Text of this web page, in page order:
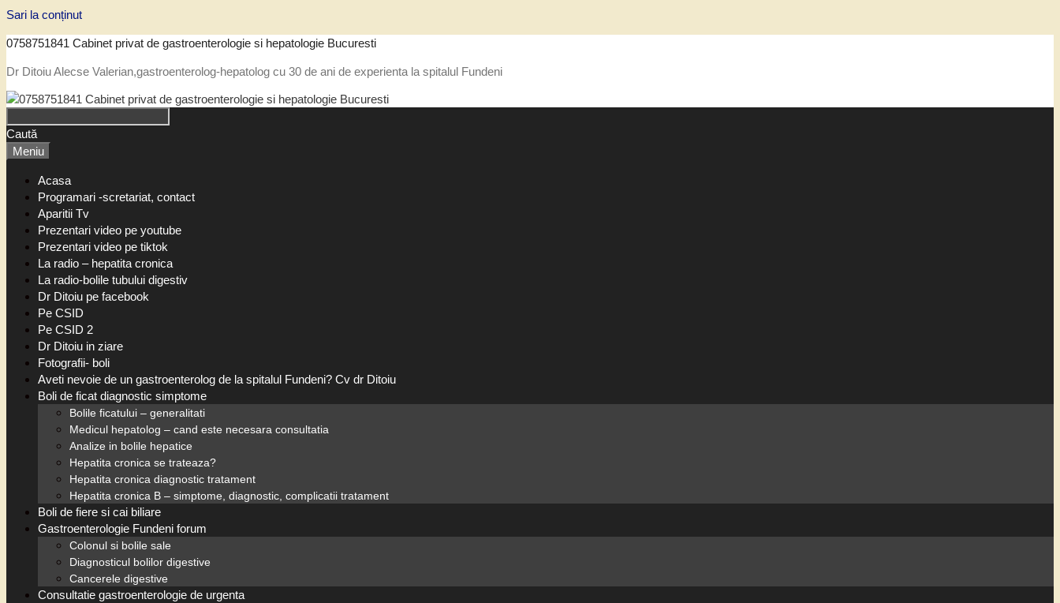
Sari la conținut
0758751841 Cabinet privat de gastroenterologie si hepatologie Bucuresti
Dr Ditoiu Alecse Valerian,gastroenterolog-hepatolog cu 30 de ani de experienta la spitalul Fundeni
Caută
Meniu
Acasa
Programari -scretariat, contact
Aparitii Tv
Prezentari video pe youtube
Prezentari video pe tiktok
La radio – hepatita cronica
La radio-bolile tubului digestiv
Dr Ditoiu pe facebook
Pe CSID
Pe CSID 2
Dr Ditoiu in ziare
Fotografii- boli
Aveti nevoie de un gastroenterolog de la spitalul Fundeni? Cv dr Ditoiu
Boli de ficat diagnostic simptome
Bolile ficatului – generalitati
Medicul hepatolog – cand este necesara consultatia
Analize in bolile hepatice
Hepatita cronica se trateaza?
Hepatita cronica diagnostic tratament
Hepatita cronica B – simptome, diagnostic, complicatii tratament
Boli de fiere si cai biliare
Gastroenterologie Fundeni forum
Colonul si bolile sale
Diagnosticul bolilor digestive
Cancerele digestive
Consultatie gastroenterologie de urgenta